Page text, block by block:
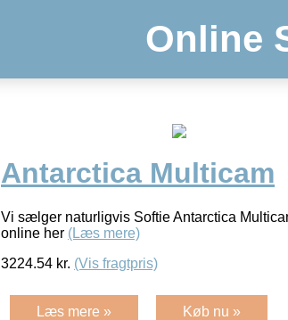
Online
Antarctica Multicam
Vi sælger naturligvis Softie Antarctica
online her (Læs mere)
3224.54 kr. (Vis fragtpris)
Læs mere » Køb nu »